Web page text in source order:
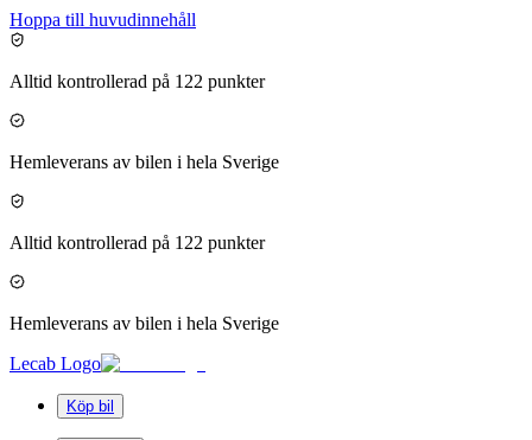
Hoppa till huvudinnehåll
Alltid kontrollerad på 122 punkter
Hemleverans av bilen i hela Sverige
Alltid kontrollerad på 122 punkter
Hemleverans av bilen i hela Sverige
Lecab Logo
Köp bil